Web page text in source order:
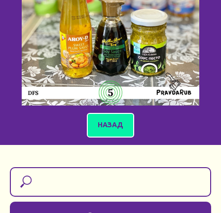
НАЗАД